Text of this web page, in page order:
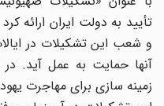
تأیید به دولت ایران ارائه
و شعب این تشکیلات در
آنها حمایت به عمل آید. در